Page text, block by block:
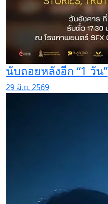
นับถอยหลังอีก “1 วัน”
29 มิ.ย. 2569